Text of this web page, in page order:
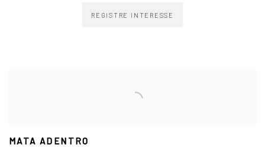
REGISTRE INTERESSE
MATA ADENTRO